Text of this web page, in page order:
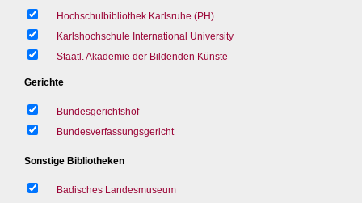
Hochschulbibliothek Karlsruhe (PH)
Karlshochschule International University
Staatl. Akademie der Bildenden Künste
Gerichte
Bundesgerichtshof
Bundesverfassungsgericht
Sonstige Bibliotheken
Badisches Landesmuseum